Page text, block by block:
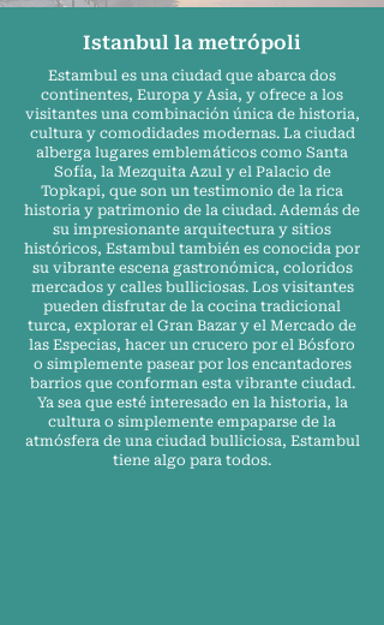
Istanbul la metrópoli
Estambul es una ciudad que abarca dos
continentes, Europa y Asia, y ofrece a los
visitantes una combinación única de historia,
cultura y comodidades modernas. La ciudad
alberga lugares emblemáticos como Santa
Sofía, la Mezquita Azul y el Palacio de
Topkapi, que son un testimonio de la rica
historia y patrimonio de la ciudad. Además de
su impresionante arquitectura y sitios
históricos, Estambul también es conocida por
su vibrante escena gastronómica, coloridos
mercados y calles bulliciosas. Los visitantes
pueden disfrutar de la cocina tradicional
turca, explorar el Gran Bazar y el Mercado de
las Especias, hacer un crucero por el Bósforo
o simplemente pasear por los encantadores
barrios que conforman esta vibrante ciudad.
Ya sea que esté interesado en la historia, la
cultura o simplemente empaparse de la
atmósfera de una ciudad bulliciosa, Estambul
tiene algo para todos.